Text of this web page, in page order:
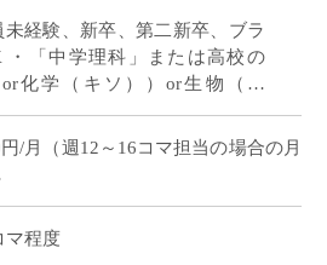
未経験、新卒、第二新卒、ブラ
・「中学理科」または高校の
or化学（キソ））or生物（キ
マ程度の中で相談OK […]
/月（週12～16コマ担当の場合の月
期によって、初月の給与は日割計
マ程度